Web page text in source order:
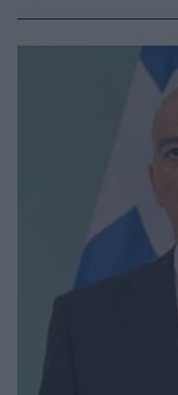
εκκλησιαστικό